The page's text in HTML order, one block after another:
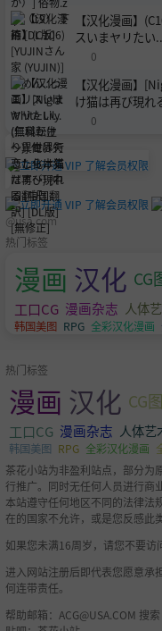
【汉化漫画】
スいまヤリたい
[中国翻訳]
0
【汉化漫画】
け猫は再び現れ
0
@usa.com
热门标签
漫画 汉化 CG
工口CG 漫画杂志 人体
韩国美图 RPG 全彩汉化漫画
热门标签
漫画 汉化 CG
工口CG 漫画杂志 人体艺
韩国美图 RPG 全彩汉化漫画
茶花小站为非盈利站点，部分为
行推广。同时无任何人员进行商
本站遵守任何地区不同的法律法
在的国家不允许，或是您反感此
如果您未满16周岁，请您不要访
进入网站注册后即代表您愿意承
何连带责任。
帮助邮箱： ACG@USA.COM 搜